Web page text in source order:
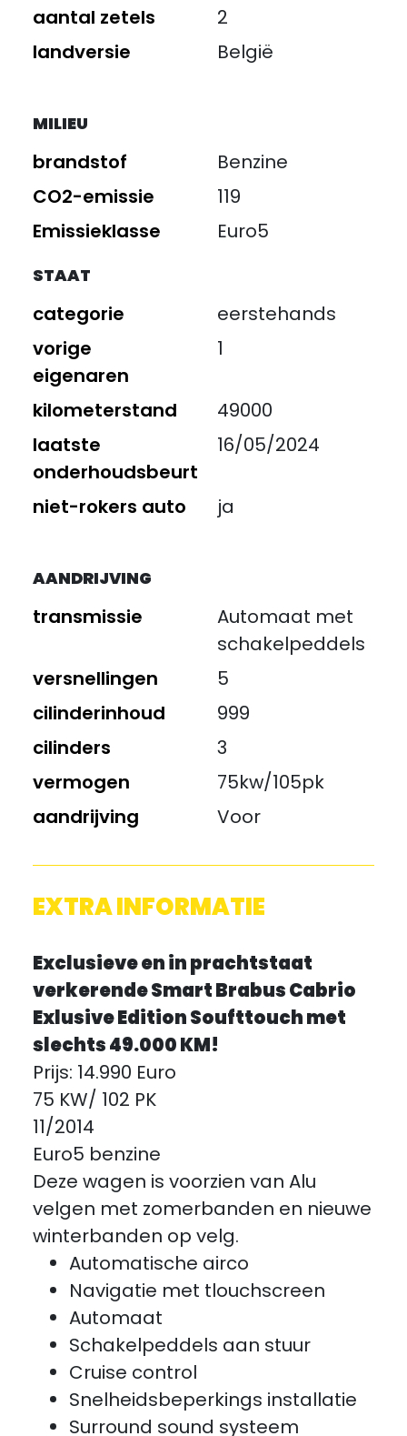
aantal zetels
2
landversie
België
MILIEU
brandstof
Benzine
CO2-emissie
119
Emissieklasse
Euro5
STAAT
categorie
eerstehands
vorige
eigenaren
1
kilometerstand
49000
laatste
onderhoudsbeurt
16/05/2024
niet-rokers auto ja
AANDRIJVING
transmissie
Automaat met
schakelpeddels
versnellingen
5
cilinderinhoud
999
cilinders
3
vermogen
75kw/105pk
aandrijving
Voor
EXTRA INFORMATIE
Exclusieve en in prachtstaat
verkerende Smart Brabus Cabrio
Exlusive Edition Soufttouch met
slechts 49.000 KM!
Prijs: 14.990 Euro
75 KW/ 102 PK
11/2014
Euro5 benzine
Deze wagen is voorzien van Alu
velgen met zomerbanden en nieuwe
winterbanden op velg.
Automatische airco
Navigatie met tlouchscreen
Automaat
Schakelpeddels aan stuur
Cruise control
Snelheidsbeperkings installatie
Surround sound systeem